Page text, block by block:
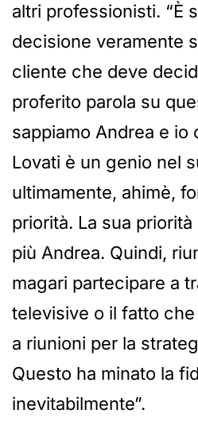
altri professionisti. “È
decisione veramente
cliente che deve
proferito parola su
sappiamo Andrea e io
Lovati è un genio nel
ultimamente, ahimè,
priorità. La sua
più Andrea. Quindi,
magari partecipare a
televisive o il fatto
a riunioni per la
Questo ha minato la
inevitabilmente”.